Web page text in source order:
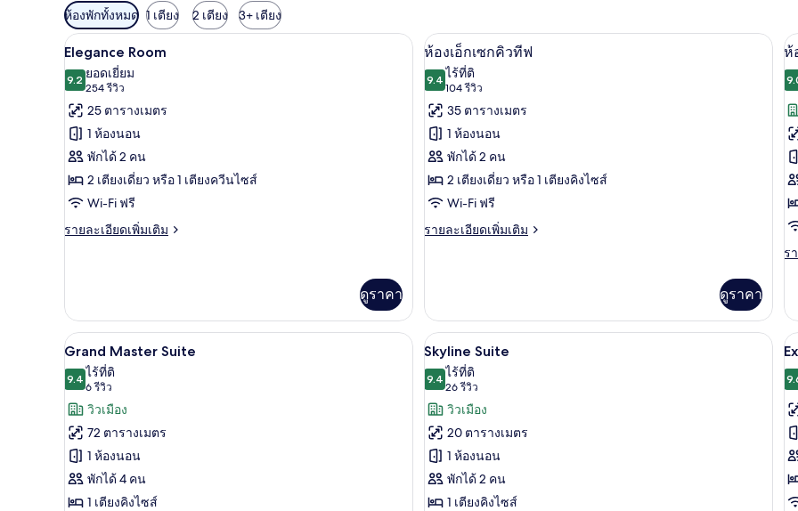
ตัว
กรอง
ที่
มี
ให้
สำหรับ
ห้อง
พัก
ห้องพักทั้งหมด 1 เตียง 2 เตียง 3+ เตียง
เปิด
ภาพถ่าย
ทั้งหมด
ของ
Elegance
Room
เครื่องนอนระดับพรีเมียม, มินิบาร์, ตู้นิรภัยในห้องพัก, โต๊ะทำงาน
4
Elegance Room
9.29.2 จาก 10
ยอดเยี่ยม
254 รีวิว
(254
รีวิว)
25 ตารางเมตร
1 ห้องนอน
พักได้ 2 คน
2 เตียงเดี่ยว หรือ 1 เตียงควีนไซส์
Wi-Fi ฟรี
รายละเอียดเพิ่มเติม
ราย
กับ
Elegance
Room
ดูราคา
เปิด
ภาพถ่าย
ทั้งหมด
ของ
ห้อง
เอ็ก
เซก
คิว
ห้องเอ็กเซกคิวทีฟ | เครื่องนอนระดับพ
4
ห้องเอ็กเซกคิวทีฟ
9.49.4 จาก 10
ไร้ที่ติ
104 รีวิว
(104
รีวิว)
35 ตารางเมตร
1 ห้องนอน
พักได้ 2 คน
2 เตียงเดี่ยว หรือ 1 เตียงคิงไซส์
Wi-Fi ฟรี
รายละเอียดเพิ่มเติม
ราย
กับ
ห้อง
เอ็ก
เซก
คิว
ทีฟ
ดูราคา
เ
ภ
ทั้
ข
ห้
ร
ร
เกี่
กับ
ห้
เปิด
ภาพถ่าย
ทั้งหมด
ของ
Grand
Master
Suite
เครื่องนอนระดับพรีเมียม, มินิบาร์, ตู้นิรภัยในห้องพัก, โต๊ะทำงาน
10
Grand Master Suite
9.49.4 จาก 10
ไร้ที่ติ
6 รีวิว
(6
รีวิว)
วิวเมือง
72 ตารางเมตร
1 ห้องนอน
พักได้ 4 คน
1 เตียงคิงไซส์
เปิด
ภาพถ่าย
ทั้งหมด
ของ
Skyline
Suite
Skyline Suite | เครื่องนอนระดับพรีเมี
4
Skyline Suite
9.49.4 จาก 10
ไร้ที่ติ
26 รีวิว
(26
รีวิว)
วิวเมือง
20 ตารางเมตร
1 ห้องนอน
พักได้ 2 คน
1 เตียงคิงไซส์
เ
ภ
ทั้
ข